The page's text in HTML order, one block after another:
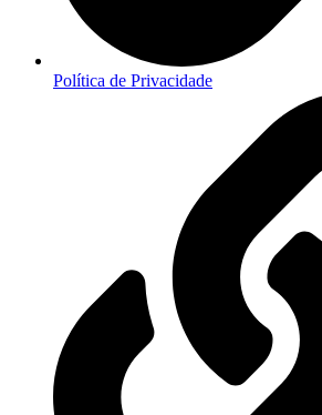
Política de Privacidade